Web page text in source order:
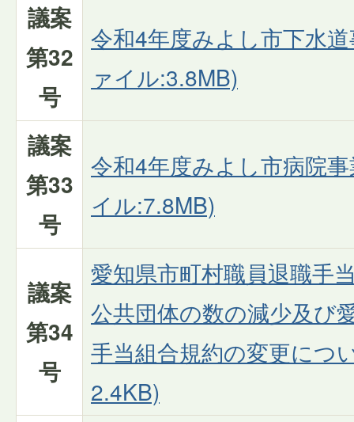
議案
第32
号
令和4年度みよし市下水
ァイル:3.8MB)
議案
第33
号
令和4年度みよし市病院
イル:7.8MB)
議案
第34
号
愛知県市町村職員退職手
公共団体の数の減少及び
手当組合規約の変更につ
2.4KB)